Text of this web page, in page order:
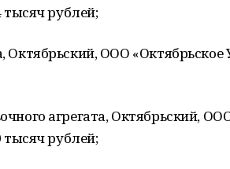
тысяч рублей;
ООО «Октябрьское
агрегата, Октябрьский,
тысяч рублей;